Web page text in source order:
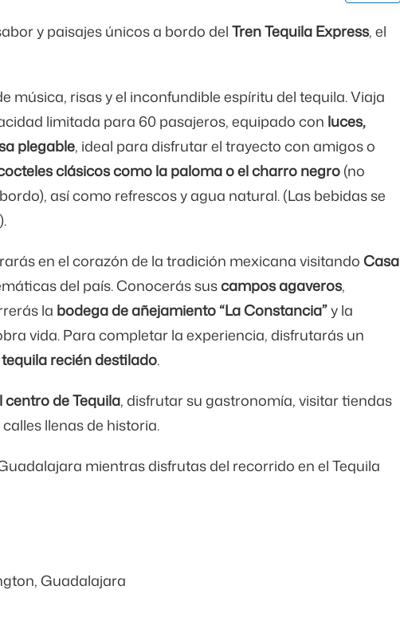
y paisajes únicos a bordo delTren Tequila Express, el
música, risas y el inconfundible espíritu del tequila. Viaja
limitada para 60 pasajeros, equipado con luces,
plegable, ideal para disfrutar el trayecto con amigos o
clásicos como la paloma o el charro negro(no
así como refrescos y agua natural. (Las bebidas se
en el corazón de la tradición mexicana visitandoCasa
del país. Conocerás suscampos agaveros,
la bodega de añejamiento “La Constancia”y la
vida. Para completar la experiencia, disfrutarás un
recién destilado.
de Tequila, disfrutar su gastronomía, visitar tiendas
llenas de historia.
mientras disfrutas del recorrido en el Tequila
Guadalajara